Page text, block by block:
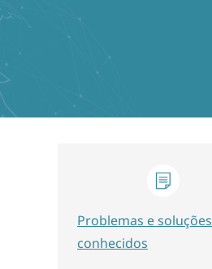
Problemas e soluções
conhecidos